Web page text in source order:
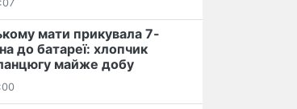
мати прикувала 7-
до батареї: хлопчик
майже добу